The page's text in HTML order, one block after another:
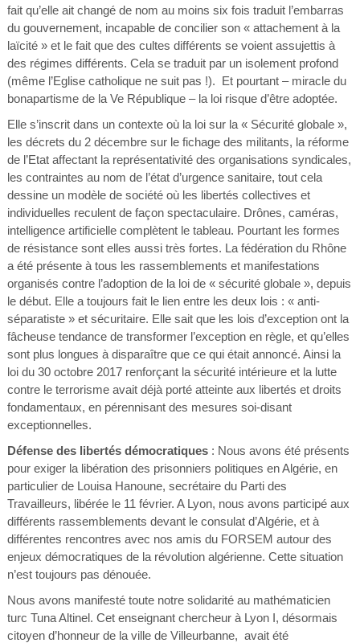
fait qu’elle ait changé de nom au moins six fois traduit l’embarras
du gouvernement, incapable de concilier son « attachement à la
laïcité » et le fait que des cultes différents se voient assujettis à
des régimes différents. Cela se traduit par un isolement profond
(même l’Eglise catholique ne suit pas !). Et pourtant – miracle du
bonapartisme de la Ve République – la loi risque d’être adoptée.
Elle s’inscrit dans un contexte où la loi sur la « Sécurité globale »,
les décrets du 2 décembre sur le fichage des militants, la réforme
de l’Etat affectant la représentativité des organisations syndicales,
les contraintes au nom de l’état d’urgence sanitaire, tout cela
dessine un modèle de société où les libertés collectives et
individuelles reculent de façon spectaculaire. Drônes, caméras,
intelligence artificielle complètent le tableau. Pourtant les formes
de résistance sont elles aussi très fortes. La fédération du Rhône
a été présente à tous les rassemblements et manifestations
organisés contre l’adoption de la loi de « sécurité globale », depuis
le début. Elle a toujours fait le lien entre les deux lois : « anti-
séparatiste » et sécuritaire. Elle sait que les lois d’exception ont la
fâcheuse tendance de transformer l’exception en règle, et qu’elles
sont plus longues à disparaître que ce qui était annoncé. Ainsi la
loi du 30 octobre 2017 renforçant la sécurité intérieure et la lutte
contre le terrorisme avait déjà porté atteinte aux libertés et droits
fondamentaux, en pérennisant des mesures soi-disant
exceptionnelles.
Défense des libertés démocratiques: Nous avons été présents
pour exiger la libération des prisonniers politiques en Algérie, en
particulier de Louisa Hanoune, secrétaire du Parti des
Travailleurs, libérée le 11 février. A Lyon, nous avons participé aux
différents rassemblements devant le consulat d’Algérie, et à
différentes rencontres avec nos amis du FORSEM autour des
enjeux démocratiques de la révolution algérienne. Cette situation
n’est toujours pas dénouée.
Nous avons manifesté toute notre solidarité au mathématicien
turc Tuna Altinel. Cet enseignant chercheur à Lyon I, désormais
citoyen d’honneur de la ville de Villeurbanne, avait été